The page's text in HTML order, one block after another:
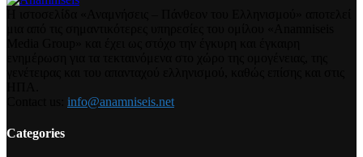
info@anamniseis.net
Categories